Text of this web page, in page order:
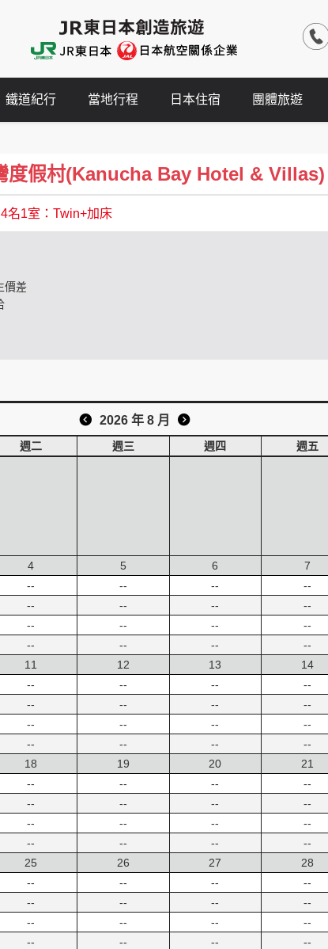
鐵道紀行 當地行程 日本住宿 團體旅遊
度假村(Kanucha Bay Hotel & Villas)
4名1室：Twin+加床
價差
2026 年 8 月
週二 週三 週四 週五
4
--
--
--
--
5
--
--
--
--
6
--
--
--
--
7
--
--
--
--
11
--
--
--
--
12
--
--
--
--
13
--
--
--
--
14
--
--
--
--
18
--
--
--
--
19
--
--
--
--
20
--
--
--
--
21
--
--
--
--
25
--
--
--
--
26
--
--
--
--
27
--
--
--
--
28
--
--
--
--